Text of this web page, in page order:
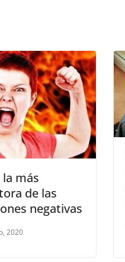
más
de las
negativas
2020